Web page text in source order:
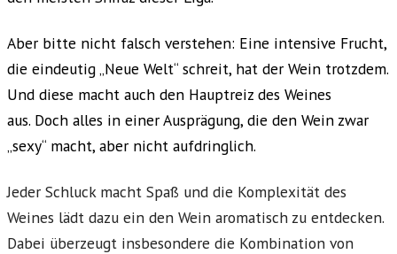
Aber bitte nicht falsch verstehen: Eine intensive Frucht,
die eindeutig „Neue Welt“ schreit, hat der Wein trotzdem.
Und diese macht auch den Hauptreiz des Weines
aus. Doch alles in einer Ausprägung, die den Wein zwar
„sexy“ macht, aber nicht aufdringlich.
Jeder Schluck macht Spaß und die Komplexität des
Weines lädt dazu ein den Wein aromatisch zu entdecken.
Dabei überzeugt insbesondere die Kombination von